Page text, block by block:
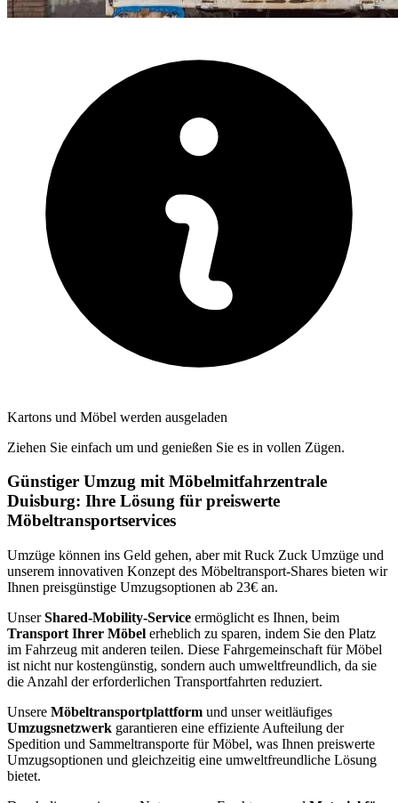
Kartons und Möbel werden ausgeladen
Ziehen Sie einfach um und genießen Sie es in vollen Zügen.
Günstiger Umzug mit Möbelmitfahrzentrale
Duisburg: Ihre Lösung für preiswerte
Möbeltransportservices
Umzüge können ins Geld gehen, aber mit Ruck Zuck Umzüge und
unserem innovativen Konzept des Möbeltransport-Shares bieten wir
Ihnen preisgünstige Umzugsoptionen ab 23€ an.
UnserShared-Mobility-Service ermöglicht es Ihnen, beim
Transport Ihrer Möbel erheblich zu sparen, indem Sie den Platz
im Fahrzeug mit anderen teilen. Diese Fahrgemeinschaft für Möbel
ist nicht nur kostengünstig, sondern auch umweltfreundlich, da sie
die Anzahl der erforderlichen Transportfahrten reduziert.
Unsere Möbeltransportplattform und unser weitläufiges
Umzugsnetzwerk garantieren eine effiziente Aufteilung der
Spedition und Sammeltransporte für Möbel, was Ihnen preiswerte
Umzugsoptionen und gleichzeitig eine umweltfreundliche Lösung
bietet.